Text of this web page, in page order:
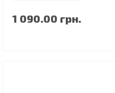
1 090.00 грн.